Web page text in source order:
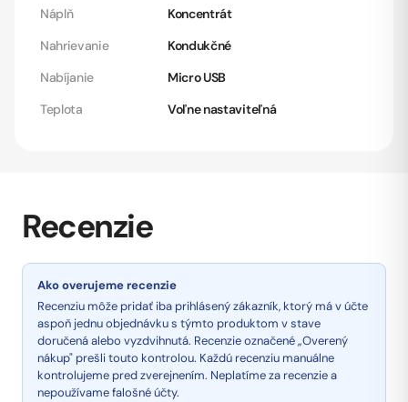
Náplň
Koncentrát
Nahrievanie
Kondukčné
Nabíjanie
Micro USB
Teplota
Voľne nastaviteľná
Recenzie
Ako overujeme recenzie
Recenziu môže pridať iba prihlásený zákazník, ktorý má v účte
aspoň jednu objednávku s týmto produktom v stave
doručená alebo vyzdvihnutá. Recenzie označené „Overený
nákup" prešli touto kontrolou. Každú recenziu manuálne
kontrolujeme pred zverejnením. Neplatíme za recenzie a
nepoužívame falošné účty.